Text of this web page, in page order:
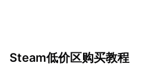
Steam低价区购买教程